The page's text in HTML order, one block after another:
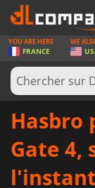
JEUX
CARTES PRÉPAYÉES
LOGICIELS
YOU ARE HERE
FRANCE
WE
Hasbro
Gate 4,
l'instant